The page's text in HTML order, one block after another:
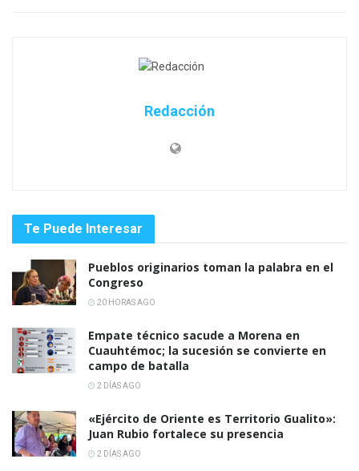
Redacción
Te Puede Interesar
Pueblos originarios toman la palabra en el
Congreso
20 HORAS AGO
Empate técnico sacude a Morena en
Cuauhtémoc; la sucesión se convierte en
campo de batalla
2 DÍAS AGO
«Ejército de Oriente es Territorio Gualito»:
Juan Rubio fortalece su presencia
2 DÍAS AGO